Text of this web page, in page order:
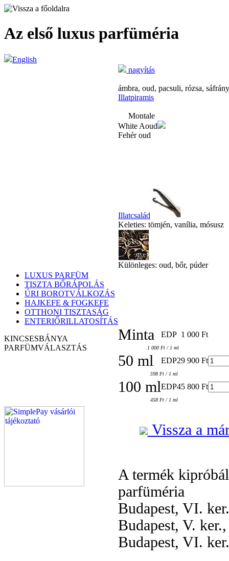
Az első luxus parfüméria
English
LUXUS PARFÜM
TISZTA BŐRÁPOLÁS
ÚRI BOROTVÁLKOZÁS
HAJKEFE & FOGKEFE
OTTHONI TISZTASÁG
ENTERIŐRILLATOSÍTÁS
KINCSESBÁNYA
PARFÜMVÁLASZTÁS
nagyítás
ámbra, oud, pacsuli, rózsa,
Illatpiramis
Montale
White Aoud
Fehér oud
Illatcsalád
Keleties: tömjén, vanília, mósusz
Különleges: oud, bőr, púder
Minta EDP 1 000 Ft
1 000 Ft / 1 ml
50 ml EDP29 900 Ft
598 Ft / 1 ml
100 mlEDP45 800 Ft
458 Ft / 1 ml
Vissza a
A termék
parfüméria
Budapest, VI.
Budapest, V.
Budapest, VI.